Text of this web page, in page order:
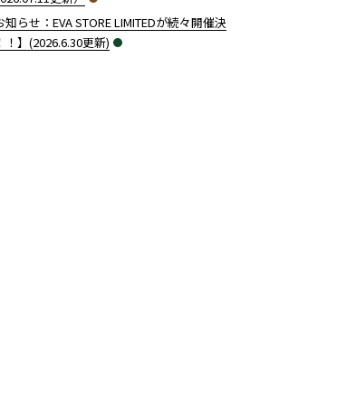
知らせ：EVA STORE LIMITEDが続々開催決
！】(2026.6.30更新)